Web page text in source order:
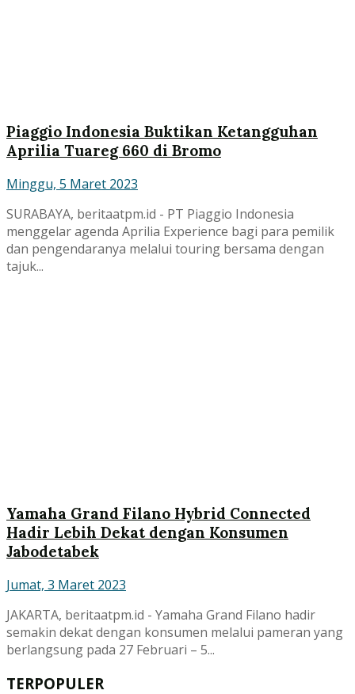
Piaggio Indonesia Buktikan Ketangguhan
Aprilia Tuareg 660 di Bromo
Minggu, 5 Maret 2023
SURABAYA, beritaatpm.id - PT Piaggio Indonesia
menggelar agenda Aprilia Experience bagi para pemilik
dan pengendaranya melalui touring bersama dengan
tajuk...
Yamaha Grand Filano Hybrid Connected
Hadir Lebih Dekat dengan Konsumen
Jabodetabek
Jumat, 3 Maret 2023
JAKARTA, beritaatpm.id - Yamaha Grand Filano hadir
semakin dekat dengan konsumen melalui pameran yang
berlangsung pada 27 Februari – 5...
TERPOPULER